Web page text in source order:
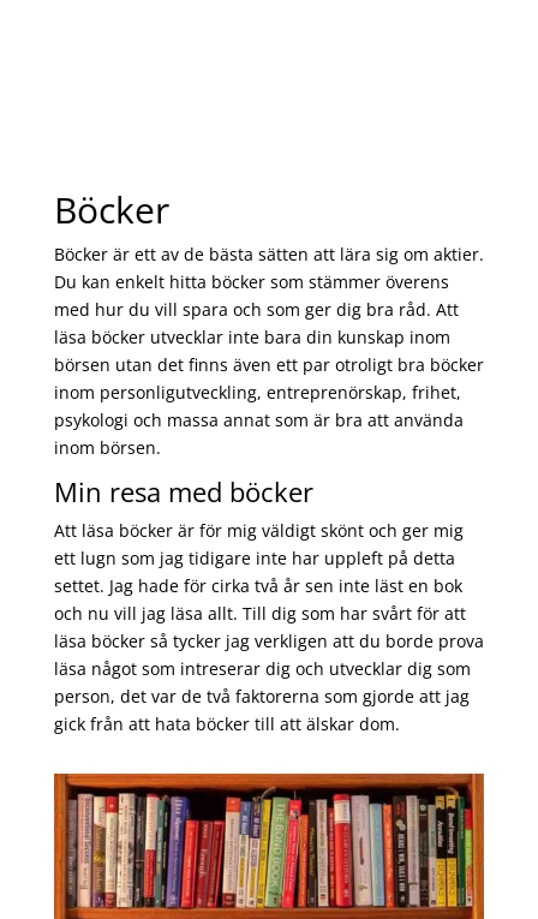
Böcker
Böcker är ett av de bästa sätten att lära sig om aktier.
Du kan enkelt hitta böcker som stämmer överens
med hur du vill spara och som ger dig bra råd. Att
läsa böcker utvecklar inte bara din kunskap inom
börsen utan det finns även ett par otroligt bra böcker
inom personligutveckling, entreprenörskap, frihet,
psykologi och massa annat som är bra att använda
inom börsen.
Min resa med böcker
Att läsa böcker är för mig väldigt skönt och ger mig
ett lugn som jag tidigare inte har uppleft på detta
settet. Jag hade för cirka två år sen inte läst en bok
och nu vill jag läsa allt. Till dig som har svårt för att
läsa böcker så tycker jag verkligen att du borde prova
läsa något som intreserar dig och utvecklar dig som
person, det var de två faktorerna som gjorde att jag
gick från att hata böcker till att älskar dom.